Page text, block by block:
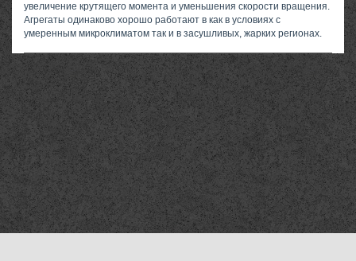
увеличение крутящего момента и уменьшения скорости вращения.
Агрегаты одинаково хорошо работают в как в условиях с
умеренным микроклиматом так и в засушливых, жарких регионах.